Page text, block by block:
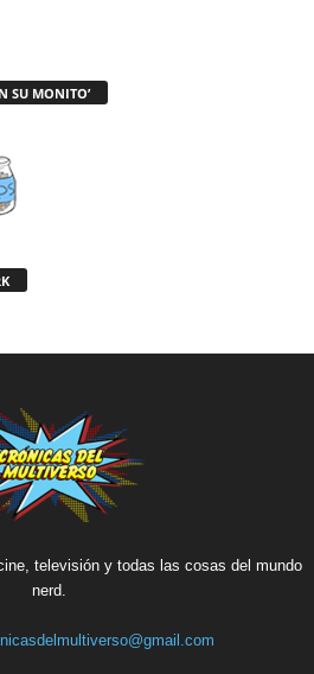
SU MONITO’
televisión y todas las cosas del mundo
nerd.